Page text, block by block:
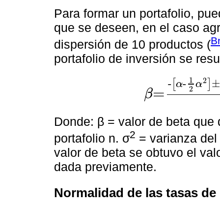
Para formar un portafolio,
que se deseen, en el caso
dispersión de 10 productos (
portafolio de inversión se
β=
- [α- 1
2 α2 ±
β=-α-1 2α2±α-12α22-41
Donde: β = valor de beta que
portafolio n. σ2 = varianza
valor de beta se obtuvo el
dada previamente.
Normalidad de las tasas